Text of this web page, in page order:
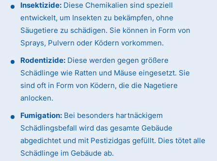
Insektizide: Diese Chemikalien sind speziell
entwickelt, um Insekten zu bekämpfen, ohne
Säugetiere zu schädigen. Sie können in Form von
Sprays, Pulvern oder Ködern vorkommen.
Rodentizide: Diese werden gegen größere
Schädlinge wie Ratten und Mäuse eingesetzt. Sie
sind oft in Form von Ködern, die die Nagetiere
anlocken.
Fumigation: Bei besonders hartnäckigem
Schädlingsbefall wird das gesamte Gebäude
abgedichtet und mit Pestizidgas gefüllt. Dies tötet alle
Schädlinge im Gebäude ab.